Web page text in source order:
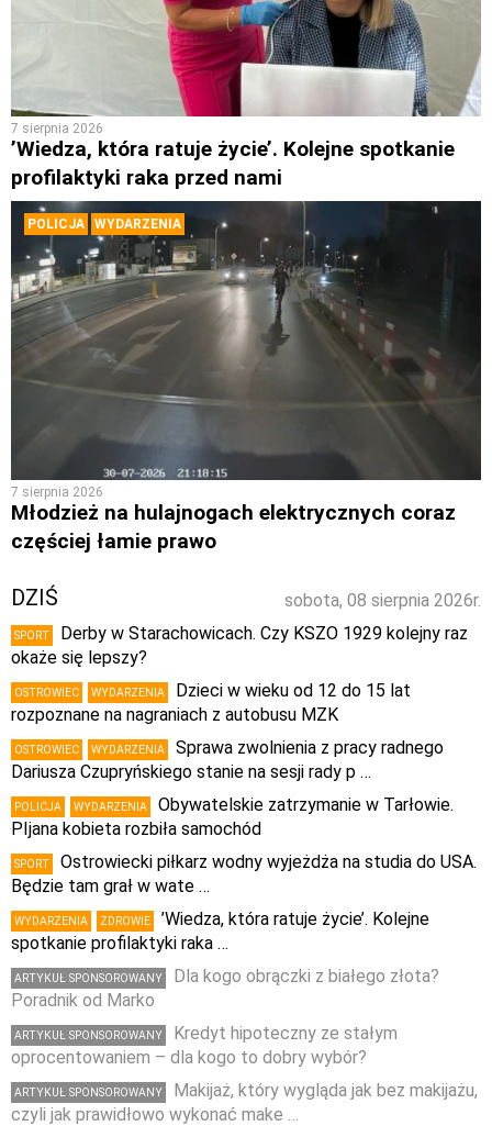
7 sierpnia 2026
’Wiedza, która ratuje życie’. Kolejne spotkanie
profilaktyki raka przed nami
POLICJA WYDARZENIA
7 sierpnia 2026
Młodzież na hulajnogach elektrycznych coraz
częściej łamie prawo
sobota, 08 sierpnia 2026r.
DZIŚ
SPORT
Derby w Starachowicach. Czy KSZO 1929 kolejny raz
okaże się lepszy?
OSTROWIEC WYDARZENIA
Dzieci w wieku od 12 do 15 lat
rozpoznane na nagraniach z autobusu MZK
OSTROWIEC WYDARZENIA
Sprawa zwolnienia z pracy radnego
Dariusza Czupryńskiego stanie na sesji rady p …
POLICJA WYDARZENIA
Obywatelskie zatrzymanie w Tarłowie.
PIjana kobieta rozbiła samochód
SPORT
Ostrowiecki piłkarz wodny wyjeżdża na studia do USA.
Będzie tam grał w wate …
WYDARZENIA ZDROWIE
’Wiedza, która ratuje życie’. Kolejne
spotkanie profilaktyki raka …
ARTYKUŁ SPONSOROWANY
Dla kogo obrączki z białego złota?
Poradnik od Marko
ARTYKUŁ SPONSOROWANY
Kredyt hipoteczny ze stałym
oprocentowaniem – dla kogo to dobry wybór?
ARTYKUŁ SPONSOROWANY
Makijaż, który wygląda jak bez makijażu,
czyli jak prawidłowo wykonać make …